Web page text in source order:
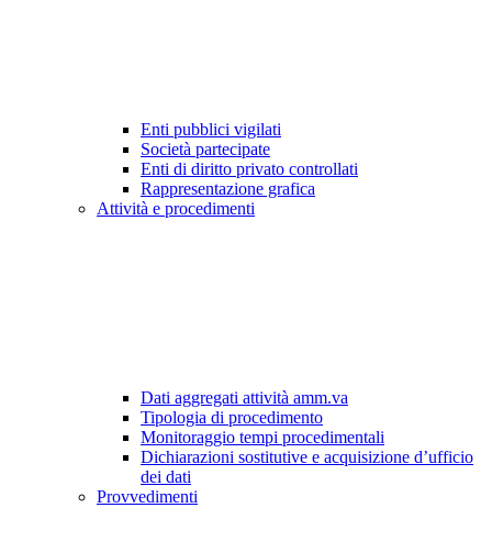
Enti pubblici vigilati
Società partecipate
Enti di diritto privato controllati
Rappresentazione grafica
Attività e procedimenti
Dati aggregati attività amm.va
Tipologia di procedimento
Monitoraggio tempi procedimentali
Dichiarazioni sostitutive e acquisizione d’ufficio
dei dati
Provvedimenti